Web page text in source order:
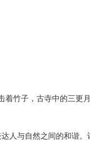
着竹子，古寺中的三更
人与自然之间的和谐。